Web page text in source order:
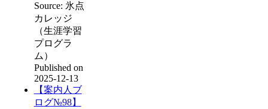
Source: 氷点
カレッジ
（生涯学習
プログラ
ム）
Published on
2025-12-13
【案内人ブ
ログ№98】